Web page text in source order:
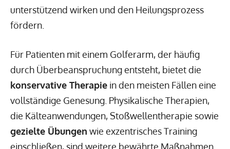
unterstützend wirken und den Heilungsprozess
fördern.
Für Patienten mit einem Golferarm, der häufig
durch Überbeanspruchung entsteht, bietet die
konservative Therapie in den meisten Fällen eine
vollständige Genesung. Physikalische Therapien,
die Kälteanwendungen, Stoßwellentherapie sowie
gezielte Übungen wie exzentrisches Training
einschließen, sind weitere bewährte Maßnahmen.